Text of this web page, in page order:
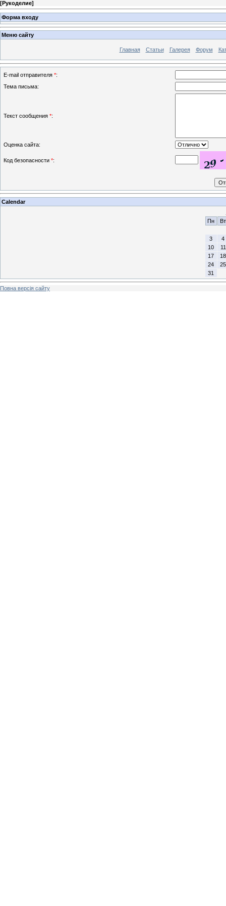
[Рукоделие]
Форма входу
Меню сайту
Главная Статьи Галерея Форум
E-mail отправителя *:
Тема письма:
Текст сообщения *:
Оценка сайта:
Код безопасности *:
Calendar
Пн
Вт
3
4
10
11
17
18
24
25
31
Повна версія сайту